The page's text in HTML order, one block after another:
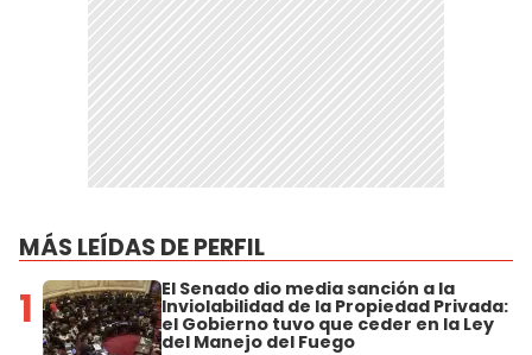
MÁS LEÍDAS DE PERFIL
1 El Senado dio media sanción a la
Inviolabilidad de la Propiedad Privada:
el Gobierno tuvo que ceder en la Ley
del Manejo del Fuego